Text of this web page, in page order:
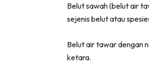
Belut sawah (belut air
sejenis belut atau
Belut air tawar dengan
ketara.